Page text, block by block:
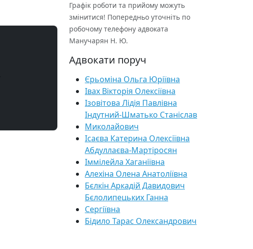
Графік роботи та прийому можуть
змінитися! Попередньо уточніть по
робочому телефону адвоката
Манучарян Н. Ю.
Адвокати поруч
Єрьоміна Ольга Юріївна
Івах Вікторія Олексіївна
Ізовітова Лідія Павлівна
Індутний-Шматько Станіслав
Миколайович
Ісаєва Катерина Олексіївна
Абдуллаєва-Мартіросян
Іммілейла Хаганіївна
Алехіна Олена Анатоліївна
Бєлкін Аркадій Давидович
Бєлолипецьких Ганна
Сергіївна
Бідило Тарас Олександрович